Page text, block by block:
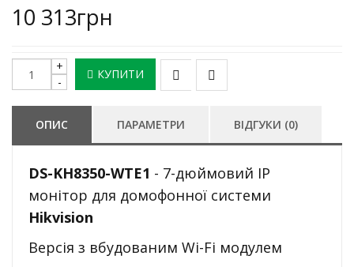
10 313грн
КУПИТИ
ОПИС ПАРАМЕТРИ ВІДГУКИ (0)
DS-KH8350-WTE1 - 7-дюймовий IP
монітор для домофонної системи
Hikvision
Версія з вбудованим Wi-Fi модулем